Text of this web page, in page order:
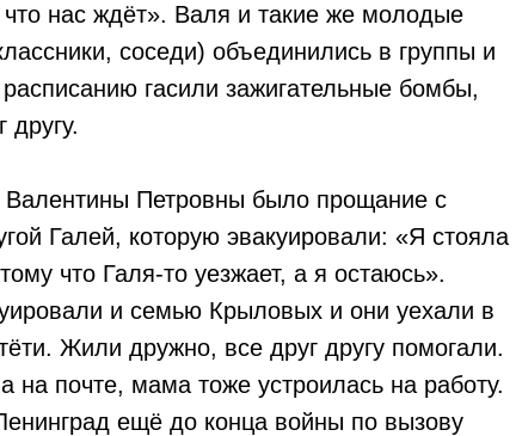
нас ждёт». Валя и такие же молодые
соседи) объединились в группы и
гасили зажигательные бомбы,
другу.
Петровны было прощание с
Галей, которую эвакуировали: «Я стояла
что Галя-то уезжает, а я остаюсь».
и семью Крыловых и они уехали в
Жили дружно, все друг другу помогали.
на почте, мама тоже устроилась на работу.
ещё до конца войны по вызову